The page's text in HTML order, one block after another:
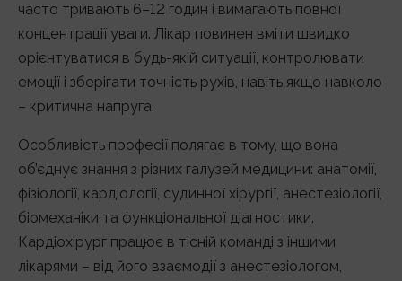
часто тривають 6–12 годин і вимагають повної
концентрації уваги. Лікар повинен вміти швидко
орієнтуватися в будь-якій ситуації, контролювати
емоції і зберігати точність рухів, навіть якщо навколо
– критична напруга.
Особливість професії полягає в тому, що вона
об’єднує знання з різних галузей медицини: анатомії,
фізіології, кардіології, судинної хірургії, анестезіології,
біомеханіки та функціональної діагностики.
Кардіохірург працює в тісній команді з іншими
лікарями – від його взаємодії з анестезіологом,